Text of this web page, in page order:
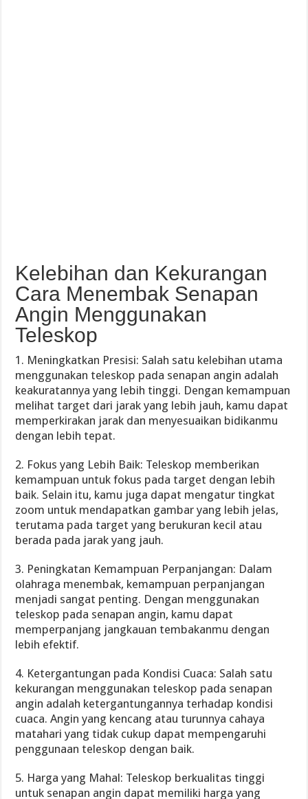
Kelebihan dan Kekurangan
Cara Menembak Senapan
Angin Menggunakan
Teleskop
1. Meningkatkan Presisi: Salah satu kelebihan utama
menggunakan teleskop pada senapan angin adalah
keakuratannya yang lebih tinggi. Dengan kemampuan
melihat target dari jarak yang lebih jauh, kamu dapat
memperkirakan jarak dan menyesuaikan bidikanmu
dengan lebih tepat.
2. Fokus yang Lebih Baik: Teleskop memberikan
kemampuan untuk fokus pada target dengan lebih
baik. Selain itu, kamu juga dapat mengatur tingkat
zoom untuk mendapatkan gambar yang lebih jelas,
terutama pada target yang berukuran kecil atau
berada pada jarak yang jauh.
3. Peningkatan Kemampuan Perpanjangan: Dalam
olahraga menembak, kemampuan perpanjangan
menjadi sangat penting. Dengan menggunakan
teleskop pada senapan angin, kamu dapat
memperpanjang jangkauan tembakanmu dengan
lebih efektif.
4. Ketergantungan pada Kondisi Cuaca: Salah satu
kekurangan menggunakan teleskop pada senapan
angin adalah ketergantungannya terhadap kondisi
cuaca. Angin yang kencang atau turunnya cahaya
matahari yang tidak cukup dapat mempengaruhi
penggunaan teleskop dengan baik.
5. Harga yang Mahal: Teleskop berkualitas tinggi
untuk senapan angin dapat memiliki harga yang